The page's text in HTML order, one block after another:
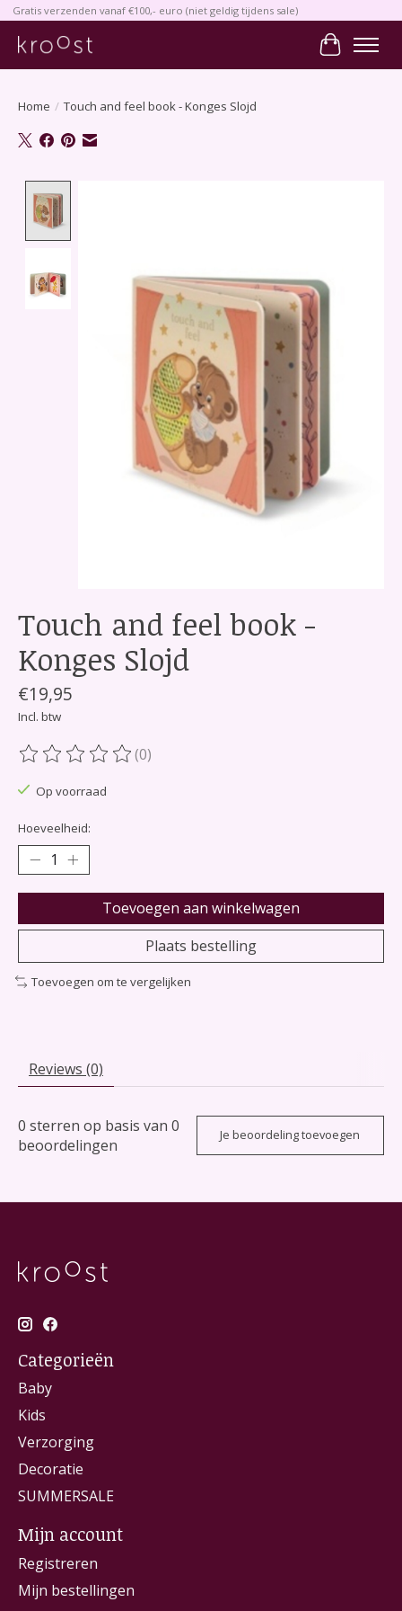
Gratis verzenden vanaf €100,- euro (niet geldig tijdens sale)
Home / Touch and feel book - Konges Slojd
Touch and feel book -
Konges Slojd
€19,95
Incl. btw
De beoordeling van dit product is
(0)
Op voorraad
Hoeveelheid:
Toevoegen aan winkelwagen
Plaats bestelling
Toevoegen om te vergelijken
Reviews (0)
0 sterren op basis van 0
beoordelingen
Je beoordeling toevoegen
Categorieën
Baby
Kids
Verzorging
Decoratie
SUMMERSALE
Mijn account
Registreren
Mijn bestellingen